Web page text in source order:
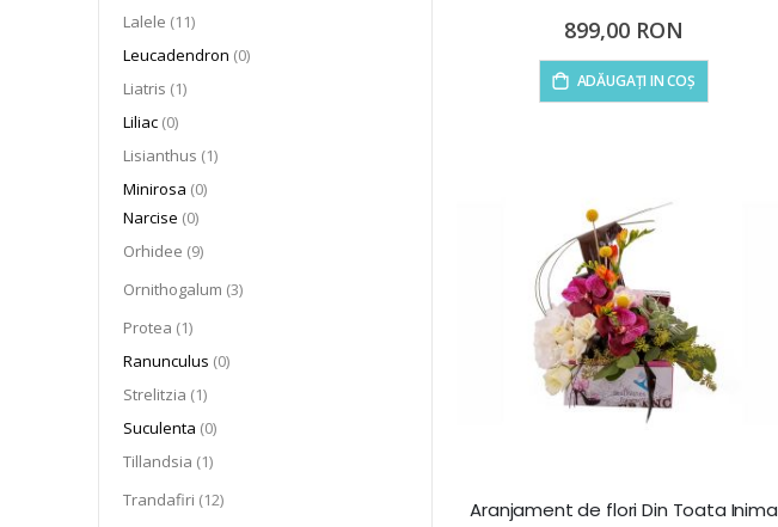
899,00 RON
ADĂUGAȚI IN COȘ
Aranjament de flori Din Toata Inima
Lalele 11articol
Leucadendron 0articole
Liatris 1articol
Liliac 0articole
Lisianthus 1articol
Minirosa 0articole
Narcise 0articole
Orhidee 9articol
Ornithogalum 3articol
Protea 1articol
Ranunculus 0articole
Strelitzia 1articol
Suculenta 0articole
Tillandsia 1articol
Trandafiri 12articol